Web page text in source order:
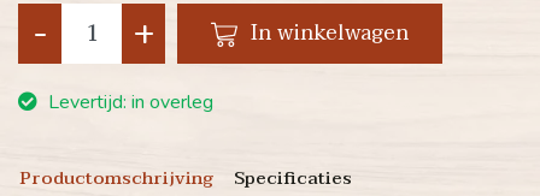
+
- In winkelwagen
Levertijd: in overleg
Productomschrijving Specificaties